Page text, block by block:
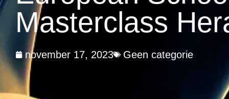
Masterclass
november 17, 2023 Geen categorie